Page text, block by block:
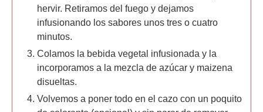
hervir. Retiramos del fuego y dejamos
infusionando los sabores unos tres o cuatro
minutos.
Colamos la bebida vegetal infusionada y la
incorporamos a la mezcla de azúcar y maizena
disueltas.
Volvemos a poner todo en el cazo con un poquito